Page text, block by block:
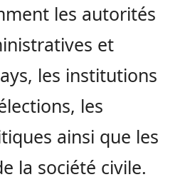
les autorités
et
les institutions
les
ainsi que les
la société civile.